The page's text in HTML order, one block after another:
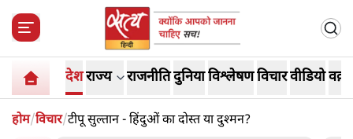
देशराज्य राजनीतिदुनियाविश्लेषणविचारवीडियो
होम/विचार/टीपू सुल्तान - हिंदुओं का दोस्त या दुश्मन?